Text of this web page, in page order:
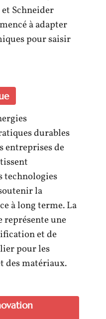
Schneider
à adapter
pour saisir
durables
entreprises de
technologies
la
à long terme. La
une
et de
pour les
des matériaux.